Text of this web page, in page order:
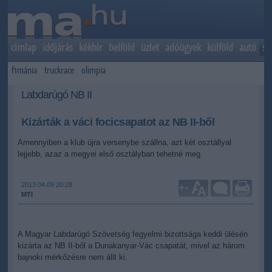
címlap időjárás kékhír belföld üzlet adóügyek külföld autó
f1mánia truckrace olimpia
Labdarúgó NB II
Kizárták a váci focicsapatot az NB II-ből
Amennyiben a klub újra versenybe szállna, azt két osztállyal
lejjebb, azaz a megyei első osztályban tehetné meg.
2013.04.09 20:28
MTI
+-
A Magyar Labdarúgó Szövetség fegyelmi bizottsága keddi ülésén
kizárta az NB II-ből a Dunakanyar-Vác csapatát, mivel az három
bajnoki mérkőzésre nem állt ki.